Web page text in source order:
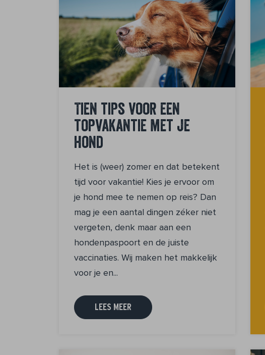
Tien tips voor een
topvakantie met je
hond
Het is (weer) zomer en dat betekent
tijd voor vakantie! Kies je ervoor om
je hond mee te nemen op reis? Dan
mag je een aantal dingen zéker niet
vergeten, denk maar aan een
hondenpaspoort en de juiste
vaccinaties. Wij maken het makkelijk
voor je en...
LEES MEER